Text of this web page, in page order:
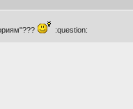
:question: